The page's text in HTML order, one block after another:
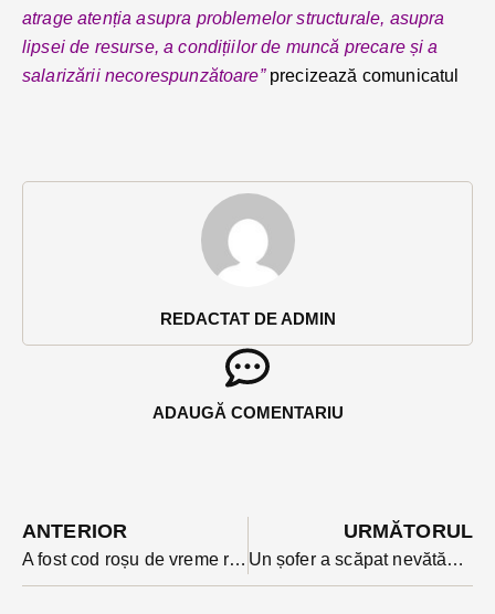
REDACTAT DE ADMIN
ADAUGĂ COMENTARIU
atrage atenția asupra problemelor structurale, asupra
lipsei de resurse, a condițiilor de muncă precare și a
salarizării necorespunzătoare” precizează comunicatul
ANTERIOR
A fost cod roșu de vreme rea vineri seara în mai multe localități din județ. A plouat în averse, cu grindină
URMĂTORUL
Un șofer a scăpat nevătămat dintr-un accident în care și-a zdrobit mașina și a doborât un stâlp de electricitate